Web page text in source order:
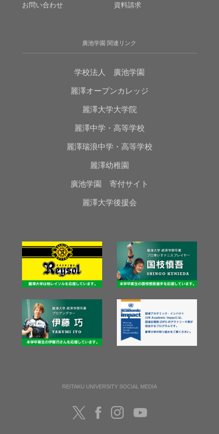
お問い合わせ 資料請求
廣池学園 関連リンク
学校法人 廣池学園
麗澤オープンカレッジ
麗澤大学大学院
麗澤中学・高等学校
麗澤瑞浪中学・高等学校
麗澤幼稚園
廣池学園 寄付サイト
麗澤大学後援会
REITAKU UNIVERSITY SOCIAL MEDIA